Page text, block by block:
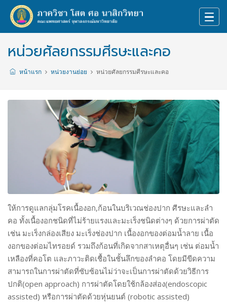
หน่วยศัลยกรรมศีรษะและคอ
หน้าแรก หน่วยงานย่อย หน่วยศัลยกรรมศีรษะและคอ
ให้การดูแลกลุ่มโรคเนื้องอก,ก้อนในบริเวณช่องปาก ศีรษะและลำ
คอ ทั้งเนื้องอกชนิดที่ไม่ร้ายแรงและมะเร็งชนิดต่างๆ ด้วยการผ่าตัด
เช่น มะเร็งกล่องเสียง มะเร็งช่องปาก เนื้องอกของต่อมน้ำลาย เนื้อ
งอกของต่อมไทรอยด์ รวมถึงก้อนที่เกิดจากสาเหตุอื่นๆ เช่น ต่อมน้ำ
เหลืองที่คอโต และภาวะติดเชื้อในชั้นลึกของลำคอ โดยมีขีดความ
สามารถในการผ่าตัดที่ซับซ้อนไม่ว่าจะเป็นการผ่าตัดด้วยวิธีการ
ปกติ(open approach) การผ่าตัดโดยใช้กล้องส่อง(endoscopic
assisted) หรือการผ่าตัดด้วยหุ่นยนต์ (robotic assisted)